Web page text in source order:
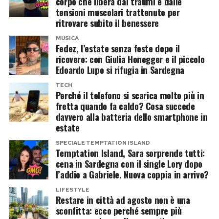
agito con prudenza, fino all’acquisto di una casa
a Monza, scelta per condurre una vita più
Dalla televisione al suo brand di
moda
Lontano dai drammi sentimentali, Perla Vatiero
sta cercando di trasformare il proprio negozio
online in un vero marchio. Ha lanciato una
collezione di bikini e copricostumi e sta già
lavorando alla linea invernale, seguendo
modelli, tessuti, stampe e scelte creative.
Quanto alla televisione, non esclude un ritorno,
ma soltanto in un programma basato su prove
tempo e che ora le sue condizioni sono sotto
L’ex concorrente televisivo dovrà comunque
osservare un periodo di riposo per consentire
all’organismo di recuperare completamente.
Il compleanno trascorso in ospedale
«Non mi sarei mai aspettato di arrivare al mio
compleanno con questo grande spavento», ha
confessato Raul, raccontando come il primo
agosto sia stato molto diverso da quello che
aveva immaginato.
Ora l’obiettivo è recuperare le energie e tornare
tensioni muscolari trattenute per
ritrovare subito il benessere
MUSICA
Fedez, l’estate senza feste dopo il
ricovero: con Giulia Honegger e il piccolo
Edoardo Lupo si rifugia in Sardegna
TECH
Perché il telefono si scarica molto più in
fretta quando fa caldo? Cosa succede
davvero alla batteria dello smartphone in
estate
SPECIALE TEMPTATION ISLAND
Temptation Island, Sara sorprende tutti:
cena in Sardegna con il single Lory dopo
l’addio a Gabriele. Nuova coppia in arrivo?
LIFESTYLE
Restare in città ad agosto non è una
sconfitta: ecco perché sempre più